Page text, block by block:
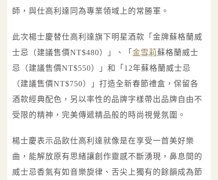
師，與仕高利達同為專業領域上的常勝軍。
此次楊士慶替仕高利達旗下明星酒款「金牌蘇格蘭威
士忌（建議售價NT$480）」、「 金雪莉蘇格蘭威士
忌（建議售價NT$550）」和「12年蘇格蘭威士忌
（建議售價NT$750）」打造全新春節禮盒，保留各
酒款經典配色，另以率性的品牌字樣帶出品牌自由不
受限的精神，完美傳遞精品般的時尚視覺氛圍。
楊士慶表示品飲仕高利達就像是在享受一首美好樂
曲，能解放原有思緒讓創作靈感不斷湧現，鼻息間的
威士忌香氣有如音樂旋律、舌尖上獨有的餘韻成為節